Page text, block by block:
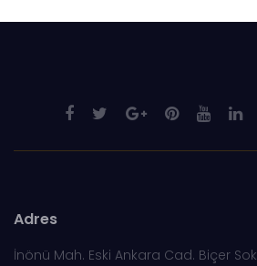
Adres
İnönü Mah. Eski Ankara Cad. Biçer